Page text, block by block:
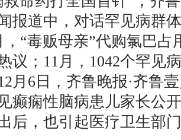
报道中，对话罕见病群
，“毒贩母亲”代购氯巴
议；11月，1042个罕见
月6日，齐鲁晚报·齐鲁
癫痫性脑病患儿家长公
后，也引起医疗卫生部